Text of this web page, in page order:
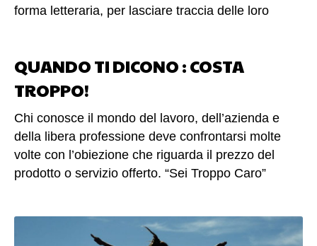
forma letteraria, per lasciare traccia delle loro
posteri l’epoca alla quale appartengono.
Famosi scienziati appuntavano spunti e riflessioni
diari di John Newton, ma anche il noto compositore
Ludwig van Beethoven e perfino la diva eccentrica
Marylin Monroe avevano un agenda privata.
Perché scrivere un diario può rivelarsi
QUANDO TI DICONO : COSTA
TROPPO!
Chi conosce il mondo del lavoro, dell’azienda e
della libera professione deve confrontarsi molte
volte con l’obiezione che riguarda il prezzo del
prodotto o servizio offerto. “Sei Troppo Caro”
offerte migliori delle tue? Bene, voglio dirti che è